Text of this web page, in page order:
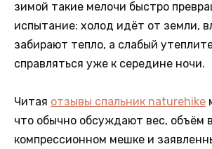
зимой такие мелочи быстро
испытание: холод идёт от земли,
забирают тепло, а слабый
справляться уже к середине ночи.
Читая отзывы спальник naturehike
что обычно обсуждают вес, объём в
компрессионном мешке и